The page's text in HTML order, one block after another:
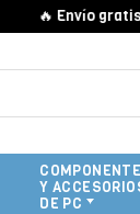
🔥 Envío gratis
Y
DE PC